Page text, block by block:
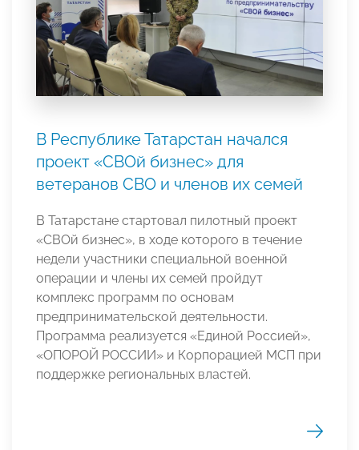
В Республике Татарстан начался
проект «СВОй бизнес» для
ветеранов СВО и членов их семей
В Татарстане стартовал пилотный проект
«СВОй бизнес», в ходе которого в течение
недели участники специальной военной
операции и члены их семей пройдут
комплекс программ по основам
предпринимательской деятельности.
Программа реализуется «Единой Россией»,
«ОПОРОЙ РОССИИ» и Корпорацией МСП при
поддержке региональных властей.